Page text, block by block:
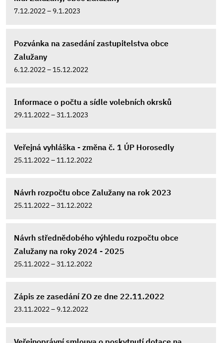
7.12.2022 – 9.1.2023
Pozvánka na zasedání zastupitelstva obce
Zalužany
6.12.2022 – 15.12.2022
Informace o počtu a sídle volebních okrsků
29.11.2022 – 31.1.2023
Veřejná vyhláška - změna č. 1 ÚP Horosedly
25.11.2022 – 11.12.2022
Návrh rozpočtu obce Zalužany na rok 2023
25.11.2022 – 31.12.2022
Návrh střednědobého výhledu rozpočtu obce
Zalužany na roky 2024 - 2025
25.11.2022 – 31.12.2022
Zápis ze zasedání ZO ze dne 22.11.2022
23.11.2022 – 9.12.2022